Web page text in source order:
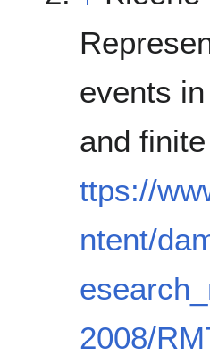
events
and
ttps://
ntent/
2008/